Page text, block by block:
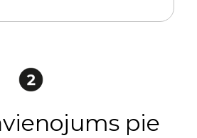
pie